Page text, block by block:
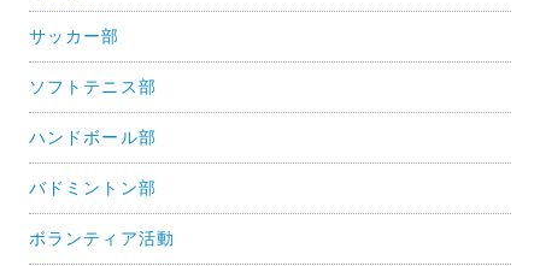
ン
サッカー部
ソフトテニス部
ハンドボール部
バドミントン部
ボランティア活動